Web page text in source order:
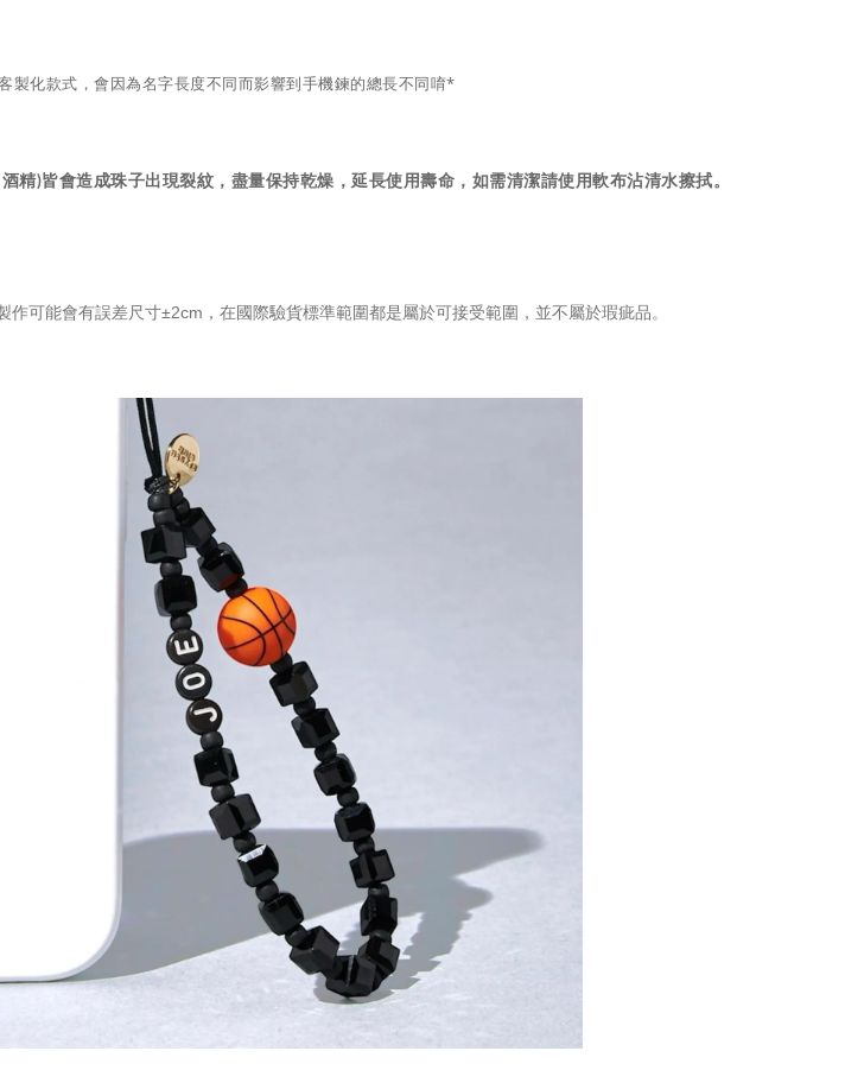
製化款式，會因為名字長度不同而影響到手機鍊的總長不同唷*
)皆會造成珠子出現裂紋，盡量保持乾燥，延長使用壽命，如需清潔請使用軟布沾清水擦拭。
可能會有誤差尺寸±2cm，在國際驗貨標準範圍都是屬於可接受範圍，並不屬於瑕疵品。